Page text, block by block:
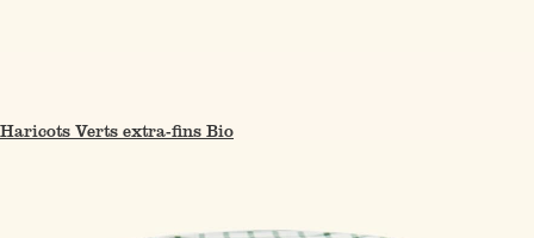
Haricots Verts extra-fins Bio